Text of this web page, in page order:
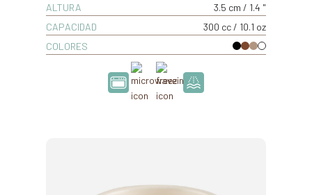
ALTURA
3.5 cm / 1.4 "
CAPACIDAD
300 cc / 10.1 oz
COLORES